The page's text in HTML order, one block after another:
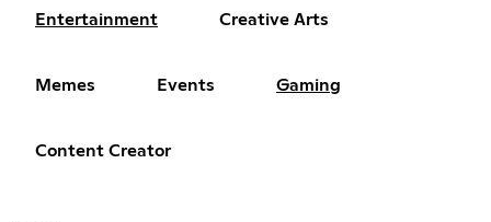
Entertainment Creative Arts
Memes Events Gaming
Content Creator